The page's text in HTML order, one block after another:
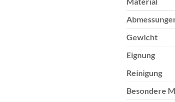
Gewicht
Eignung
Reinigung
Besondere